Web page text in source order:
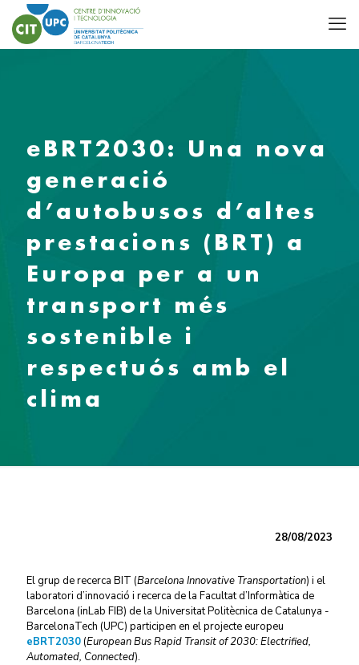
eBRT2030: Una nova
generació
d’autobusos d’altes
prestacions (BRT) a
Europa per a un
transport més
sostenible i
respectuós amb el
clima
28/08/2023
El grup de recerca BIT (Barcelona Innovative Transportation) i el
laboratori d’innovació i recerca de la Facultat d’Informàtica de
Barcelona (inLab FIB) de la Universitat Politècnica de Catalunya -
BarcelonaTech (UPC) participen en el projecte europeu
eBRT2030(European Bus Rapid Transit of 2030: Electrified,
Automated, Connected).